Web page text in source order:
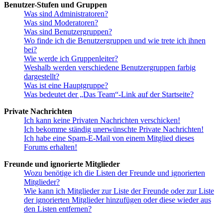
Benutzer-Stufen und Gruppen
Was sind Administratoren?
Was sind Moderatoren?
Was sind Benutzergruppen?
Wo finde ich die Benutzergruppen und wie trete ich ihnen
bei?
Wie werde ich Gruppenleiter?
Weshalb werden verschiedene Benutzergruppen farbig
dargestellt?
Was ist eine Hauptgruppe?
Was bedeutet der „Das Team“-Link auf der Startseite?
Private Nachrichten
Ich kann keine Privaten Nachrichten verschicken!
Ich bekomme ständig unerwünschte Private Nachrichten!
Ich habe eine Spam-E-Mail von einem Mitglied dieses
Forums erhalten!
Freunde und ignorierte Mitglieder
Wozu benötige ich die Listen der Freunde und ignorierten
Mitglieder?
Wie kann ich Mitglieder zur Liste der Freunde oder zur Liste
der ignorierten Mitglieder hinzufügen oder diese wieder aus
den Listen entfernen?